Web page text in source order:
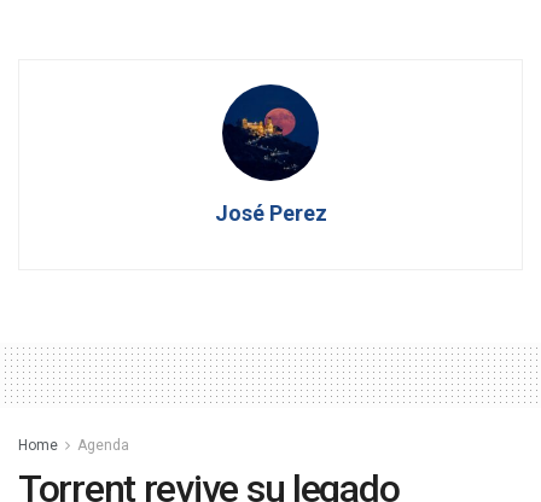
José Perez
Home Agenda
Torrent revive su legado